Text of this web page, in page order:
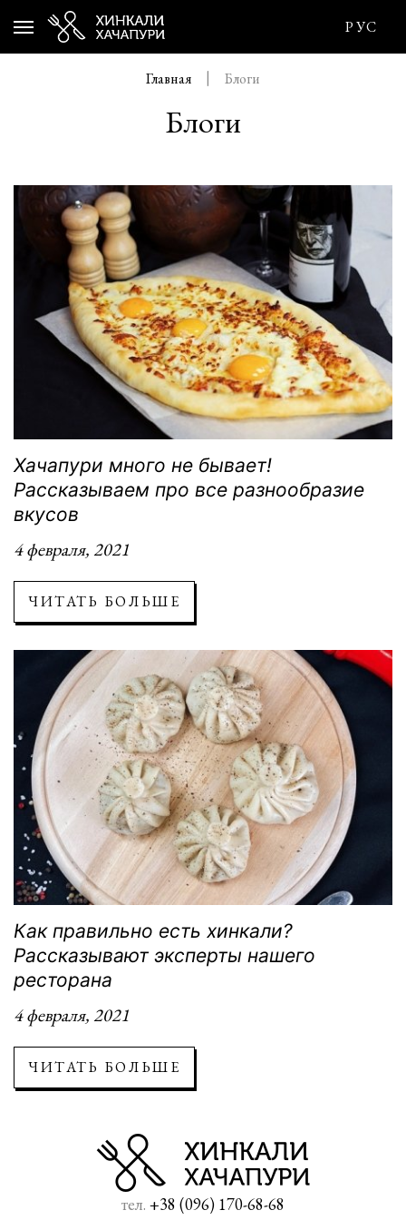
РУС
Главная Блоги
Блоги
Хачапури много не бывает!
Рассказываем про все разнообразие
вкусов
4 февраля, 2021
ЧИТАТЬ БОЛЬШЕ
Как правильно есть хинкали?
Рассказывают эксперты нашего
ресторана
4 февраля, 2021
ЧИТАТЬ БОЛЬШЕ
тел. +38 (096) 170-68-68